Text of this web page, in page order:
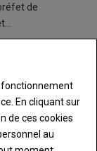
de
fonctionnement
En cliquant sur
de ces cookies
au